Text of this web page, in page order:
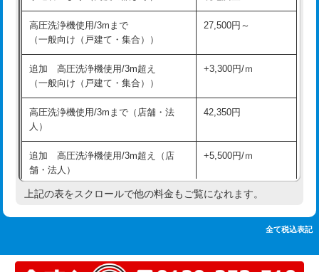
追加人工 16,500円
廃棄・処分 現場見積
※給水管工事は20mmまでの価格です。
持込商品取付（混合水栓）
持込商品取付（浄水器・分岐水栓） 16,500円
業）
排水管工事（追加 排水管工事/3ｍ超
え）
マス交換（土の掘削・埋め戻し作業） 11,000円~
高圧洗浄機使用/3mまで
（一般向け（戸建て・集合））
27,500円～
追加 高圧洗浄機使用/3m超え
（一般向け（戸建て・集合））
+3,300円/ｍ
高圧洗浄機使用/3mまで（店舗・法
人）
42,350円
追加 高圧洗浄機使用/3m超え（店
舗・法人）
+5,500円/ｍ
高度高圧洗浄換 現地調査
トーラー機使用/3mまで 33,000円
上記の表をスクロールで他の料金もご覧になれます。
全て税込表記